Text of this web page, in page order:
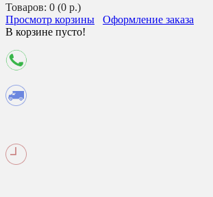
Товаров: 0 (0 р.)
Просмотр корзины
Оформление заказа
В корзине пусто!